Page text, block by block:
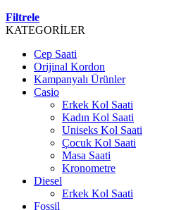
Filtrele
KATEGORİLER
Cep Saati
Orijinal Kordon
Kampanyalı Ürünler
Casio
Erkek Kol Saati
Kadın Kol Saati
Uniseks Kol Saati
Çocuk Kol Saati
Masa Saati
Kronometre
Diesel
Erkek Kol Saati
Fossil